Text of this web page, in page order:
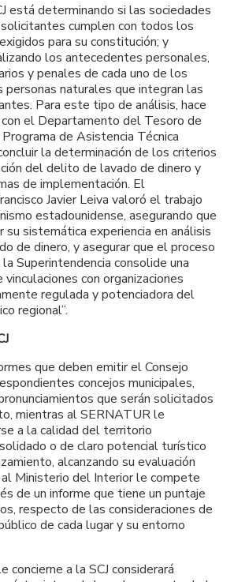
está determinando si las sociedades
cumplen con todos los
para su constitución; y
los antecedentes personales,
y penales de cada uno de los
personas naturales que integran las
Para este tipo de análisis, hace
con el Departamento del Tesoro de
de Asistencia Técnica
la determinación de los criterios
del delito de lavado de dinero y
de implementación. El
Javier Leiva valoró el trabajo
estadounidense, asegurando que
su sistemática experiencia en análisis
de dinero, y asegurar que el proceso
Superintendencia consolide una
con organizaciones
regulada y potenciadora del
regional”.
que deben emitir el Consejo
concejos municipales,
que serán solicitados
mientras al SERNATUR le
a la calidad del territorio
o de claro potencial turístico
alcanzando su evaluación
Ministerio del Interior le compete
de un informe que tiene un puntaje
respecto de las consideraciones de
de cada lugar y su entorno
concierne a la SCJ considerará